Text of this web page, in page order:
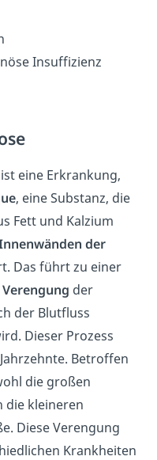
Insuffizienz
ist eine Erkrankung,
, eine Substanz, die
Fett und Kalzium
der
Das führt zu einer
Verengung der
der Blutfluss
Dieser Prozess
Betroffen
die großen
die kleineren
Diese Verengung
Krankheiten